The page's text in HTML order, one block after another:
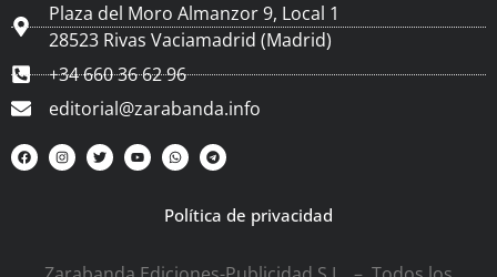
Plaza del Moro Almanzor 9, Local 1
28523 Rivas Vaciamadrid (Madrid)
+34 660 36 62 96
editorial@zarabanda.info
Política de privacidad